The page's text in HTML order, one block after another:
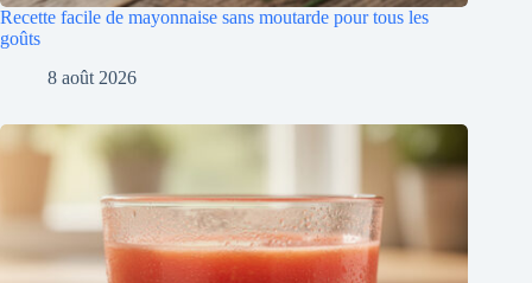
Recette facile de mayonnaise sans moutarde pour tous les
goûts
8 août 2026